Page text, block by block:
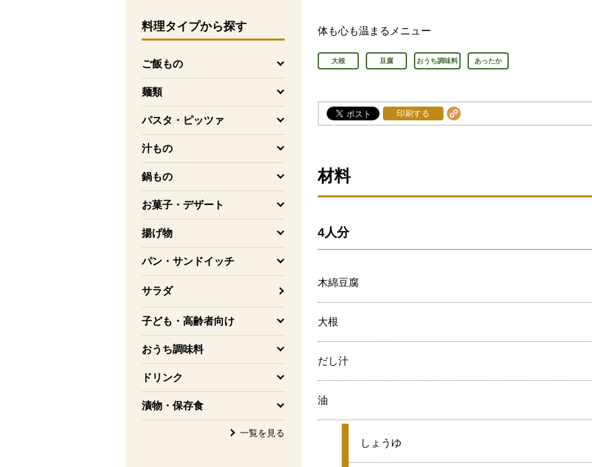
料理タイプから探す
ご飯もの
を開く
麺類
を開く
パスタ・ピッツァ
を開く
汁もの
を開く
鍋もの
を開く
お菓子・デザート
を開く
揚げ物
を開く
パン・サンドイッチ
を開く
サラダ
子ども・高齢者向け
を開く
おうち調味料
を開く
ドリンク
を開く
漬物・保存食
を開く
一覧を見る
体も心も温まるメニュー
大根 豆腐 おうち調味料 あったか
印刷する
材料
4人分
木綿豆腐
大根
だし汁
油
★
しょうゆ